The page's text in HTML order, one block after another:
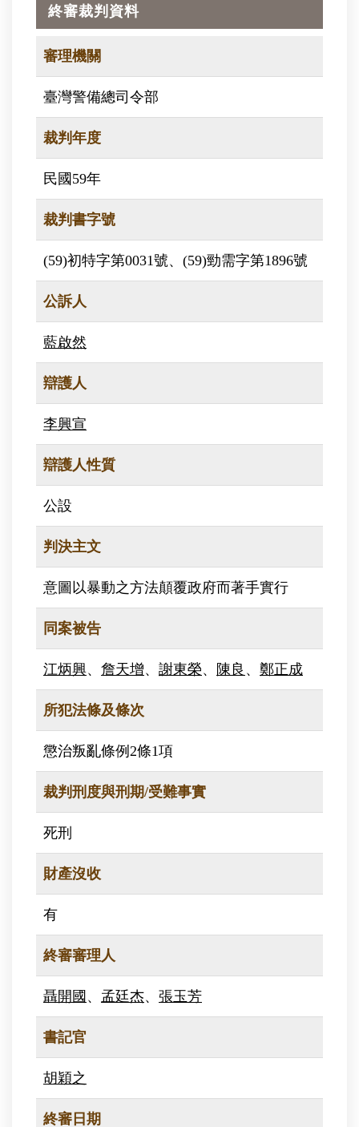
終審裁判資料
審理機關
臺灣警備總司令部
裁判年度
民國59年
裁判書字號
(59)初特字第0031號、(59)勁需字第1896號
公訴人
藍啟然
辯護人
李興宣
辯護人性質
公設
判決主文
意圖以暴動之方法顛覆政府而著手實行
同案被告
江炳興、 詹天增、 謝東榮、 陳良 、 鄭正成
所犯法條及條次
懲治叛亂條例2條1項
裁判刑度與刑期/受難事實
死刑
財產沒收
有
終審審理人
聶開國 、 孟廷杰、 張玉芳
書記官
胡穎之
終審日期